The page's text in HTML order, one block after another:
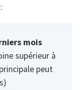
mois
supérieur à
peut